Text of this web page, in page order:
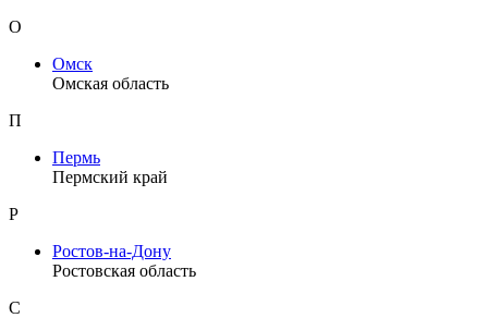
О
Омск
Омская область
П
Пермь
Пермский край
Р
Ростов-на-Дону
Ростовская область
С